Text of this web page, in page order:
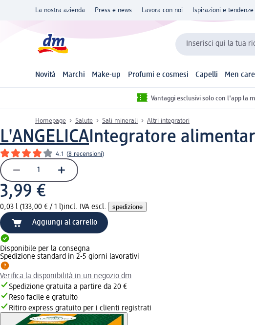
La nostra azienda Press e news Lavora con noi Ispirazioni e tendenze
Inserisci qui la tua
Novità Marchi Make-up Profumi e cosmesi Capelli Men care
Vantaggi esclusivi solo con l'app la
Homepage Salute Sali minerali Altri integratori
L'ANGELICAIntegratore
4.1 (8 recensioni)
3,99 €
0,03 l (133,00 € / 1 l)incl. IVA escl. spedizione
Aggiungi al carrello
Disponibile per la consegna
Spedizione standard in 2-5 giorni lavorativi
Verifica la disponibilità in un negozio dm
Spedizione gratuita a partire da 20 €
Reso facile e gratuito
Ritiro express gratuito per i clienti registrati